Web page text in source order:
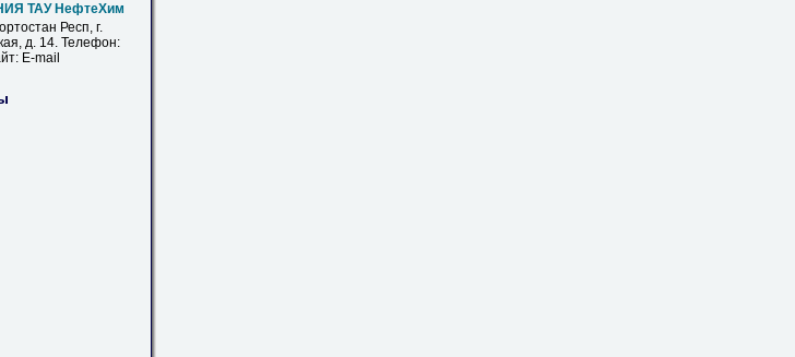
ТАУ НефтеХим
Респ, г.
д. 14. Телефон:
E-mail